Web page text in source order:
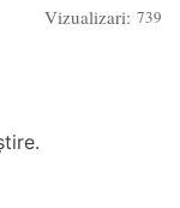
Vizualizari: 739